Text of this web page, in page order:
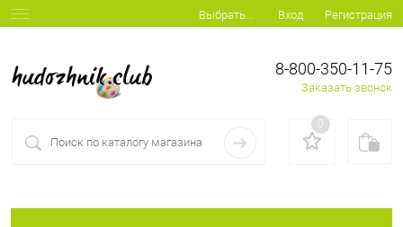
Выбрать... Вход Регистрация
8-800-350-11-75
Заказать звонок
0